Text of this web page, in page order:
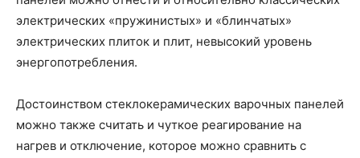
электрических «пружинистых» и «блинчатых»
электрических плиток и плит, невысокий уровень
энергопотребления.
Достоинством стеклокерамических варочных панелей
можно также считать и чуткое реагирование на
нагрев и отключение, которое можно сравнить с